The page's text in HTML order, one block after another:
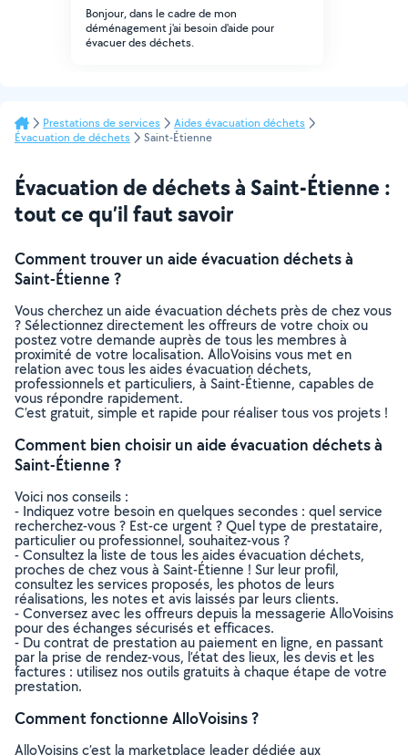
Bonjour, dans le cadre de mon
déménagement j'ai besoin d'aide pour
évacuer des déchets.
Prestations de services
Aides évacuation déchets
Évacuation de déchets
Saint-Étienne
Évacuation de déchets à Saint-Étienne :
tout ce qu’il faut savoir
Comment trouver un aide évacuation déchets à
Saint-Étienne ?
Vous cherchez un aide évacuation déchets près de chez vous
? Sélectionnez directement les offreurs de votre choix ou
postez votre demande auprès de tous les membres à
proximité de votre localisation. AlloVoisins vous met en
relation avec tous les aides évacuation déchets,
professionnels et particuliers, à Saint-Étienne, capables de
vous répondre rapidement.
C’est gratuit, simple et rapide pour réaliser tous vos projets !
Comment bien choisir un aide évacuation déchets à
Saint-Étienne ?
Voici nos conseils :
- Indiquez votre besoin en quelques secondes : quel service
recherchez-vous ? Est-ce urgent ? Quel type de prestataire,
particulier ou professionnel, souhaitez-vous ?
- Consultez la liste de tous les aides évacuation déchets,
proches de chez vous à Saint-Étienne ! Sur leur profil,
consultez les services proposés, les photos de leurs
réalisations, les notes et avis laissés par leurs clients.
- Conversez avec les offreurs depuis la messagerie AlloVoisins
pour des échanges sécurisés et efficaces.
- Du contrat de prestation au paiement en ligne, en passant
par la prise de rendez-vous, l’état des lieux, les devis et les
factures : utilisez nos outils gratuits à chaque étape de votre
prestation.
Comment fonctionne AlloVoisins ?
AlloVoisins c’est la marketplace leader dédiée aux